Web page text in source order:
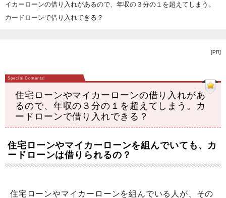
イカーローンの借り入れがあるので、年収の３分の１を超えてしまう。
カードローンで借り入れできる？
[PR]
住宅ローンやマイカーローンの借り入れがあ
るので、年収の３分の１を超えてしまう。カ
ードローンで借り入れできる？
住宅ローンやマイカーローンを組んでいても、カ
ードローンは借りられるの？
住宅ローンやマイカーローンを組んでいる人が、その